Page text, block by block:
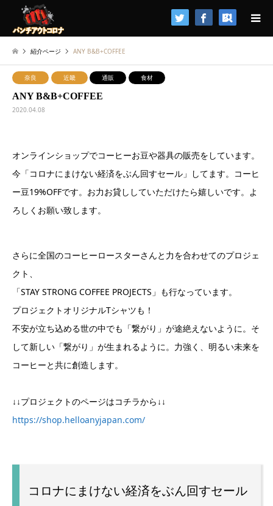
検索
紹介ページ ANY B&B+COFFEE
奈良 近畿 通販 食材
ANY B&B+COFFEE
2020.04.08
オンラインショップでコーヒーお豆や器具の販売をしています。
今「コロナにまけない経済をぶん回すセール」してます。コーヒ
ー豆19%OFFです。お力お貸ししていただけたら嬉しいです。よ
ろしくお願い致します。
さらに全国のコーヒーロースターさんと力を合わせてのプロジェ
クト、
「STAY STRONG COFFEE PROJECTS」も行なっています。
プロジェクトオリジナルTシャツも！
不安が立ち込める世の中でも「繋がり」が途絶えないように。そ
して新しい「繋がり」が生まれるように。力強く、明るい未来を
コーヒーと共に創造します。
↓↓プロジェクトのページはコチラから↓↓
https://shop.helloanyjapan.com/
コロナにまけない経済をぶん回すセール